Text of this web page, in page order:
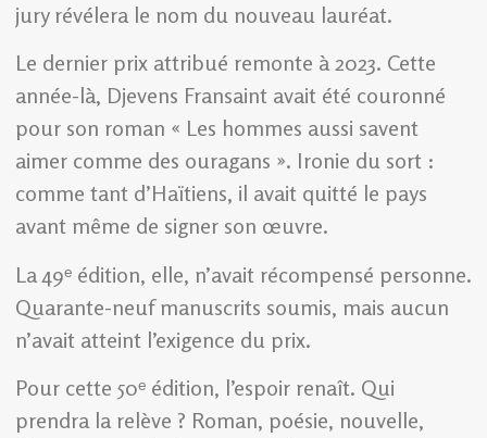
jury révélera le nom du nouveau lauréat.
Le dernier prix attribué remonte à 2023. Cette
année-là, Djevens Fransaint avait été couronné
pour son roman « Les hommes aussi savent
aimer comme des ouragans ». Ironie du sort :
comme tant d’Haïtiens, il avait quitté le pays
avant même de signer son œuvre.
La 49ᵉ édition, elle, n’avait récompensé personne.
Quarante-neuf manuscrits soumis, mais aucun
n’avait atteint l’exigence du prix.
Pour cette 50ᵉ édition, l’espoir renaît. Qui
prendra la relève ? Roman, poésie, nouvelle,